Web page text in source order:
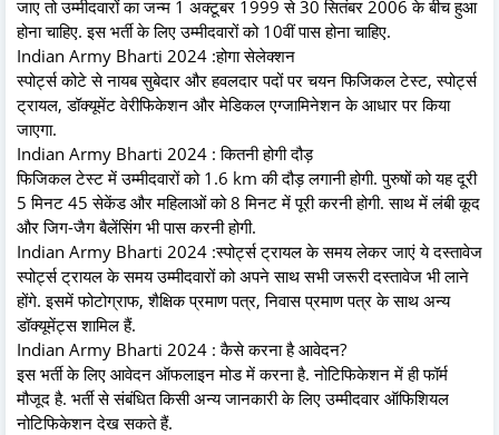
जाए तो उम्मीदवारों का जन्म 1 अक्टूबर 1999 से 30 सितंबर 2006 के बीच हुआ
होना चाहिए. इस भर्ती के लिए उम्मीदवारों को 10वीं पास होना चाहिए.
Indian Army Bharti 2024 :होगा सेलेक्शन
स्पोर्ट्स कोटे से नायब सुबेदार और हवलदार पदों पर चयन फिजिकल टेस्ट, स्पोर्ट्स
ट्रायल, डॉक्यूमेंट वेरीफिकेशन और मेडिकल एग्जामिनेशन के आधार पर किया
जाएगा.
Indian Army Bharti 2024 : कितनी होगी दौड़
फिजिकल टेस्ट में उम्मीदवारों को 1.6 km की दौड़ लगानी होगी. पुरुषों को यह दूरी
5 मिनट 45 सेकेंड और महिलाओं को 8 मिनट में पूरी करनी होगी. साथ में लंबी कूद
और जिग-जैग बैलेंसिंग भी पास करनी होगी.
Indian Army Bharti 2024 :स्पोर्ट्स ट्रायल के समय लेकर जाएं ये दस्तावेज
स्पोर्ट्स ट्रायल के समय उम्मीदवारों को अपने साथ सभी जरूरी दस्तावेज भी लाने
होंगे. इसमें फोटोग्राफ, शैक्षिक प्रमाण पत्र, निवास प्रमाण पत्र के साथ अन्य
डॉक्यूमेंट्स शामिल हैं.
Indian Army Bharti 2024 : कैसे करना है आवेदन?
इस भर्ती के लिए आवेदन ऑफलाइन मोड में करना है. नोटिफिकेशन में ही फॉर्म
मौजूद है. भर्ती से संबंधित किसी अन्य जानकारी के लिए उम्मीदवार ऑफिशियल
नोटिफिकेशन देख सकते हैं.